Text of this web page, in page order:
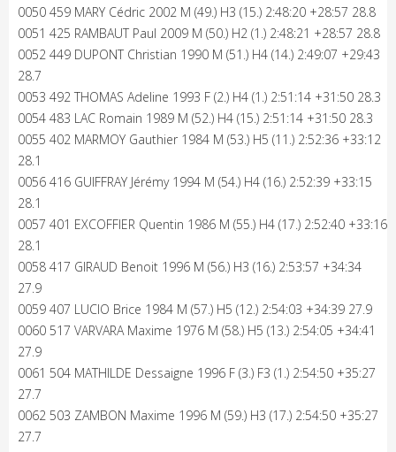
0050 459 MARY Cédric 2002 M (49.) H3 (15.) 2:48:20 +28:57 28.8
0051 425 RAMBAUT Paul 2009 M (50.) H2 (1.) 2:48:21 +28:57 28.8
0052 449 DUPONT Christian 1990 M (51.) H4 (14.) 2:49:07 +29:43
28.7
0053 492 THOMAS Adeline 1993 F (2.) H4 (1.) 2:51:14 +31:50 28.3
0054 483 LAC Romain 1989 M (52.) H4 (15.) 2:51:14 +31:50 28.3
0055 402 MARMOY Gauthier 1984 M (53.) H5 (11.) 2:52:36 +33:12
28.1
0056 416 GUIFFRAY Jérémy 1994 M (54.) H4 (16.) 2:52:39 +33:15
28.1
0057 401 EXCOFFIER Quentin 1986 M (55.) H4 (17.) 2:52:40 +33:16
28.1
0058 417 GIRAUD Benoit 1996 M (56.) H3 (16.) 2:53:57 +34:34
27.9
0059 407 LUCIO Brice 1984 M (57.) H5 (12.) 2:54:03 +34:39 27.9
0060 517 VARVARA Maxime 1976 M (58.) H5 (13.) 2:54:05 +34:41
27.9
0061 504 MATHILDE Dessaigne 1996 F (3.) F3 (1.) 2:54:50 +35:27
27.7
0062 503 ZAMBON Maxime 1996 M (59.) H3 (17.) 2:54:50 +35:27
27.7